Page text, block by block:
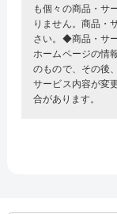
も個々の商品・サ
りません。商品・
さい。◆商品・サ
ホームページの情
のもので、その後
サービス内容が変
合があります。